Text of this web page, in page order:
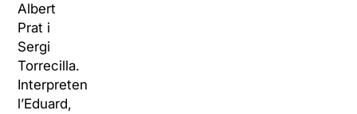
Albert
Prat i
Sergi
Torrecilla.
Interpreten
l’Eduard,